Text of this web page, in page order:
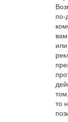
по-
то